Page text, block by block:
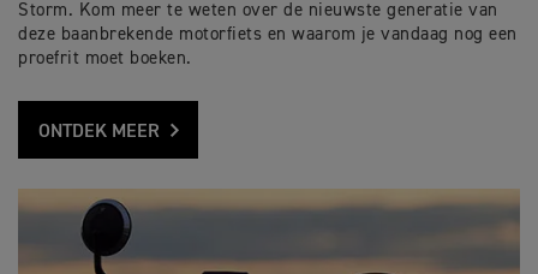
Storm. Kom meer te weten over de nieuwste generatie van
deze baanbrekende motorfiets en waarom je vandaag nog een
proefrit moet boeken.
ONTDEK MEER